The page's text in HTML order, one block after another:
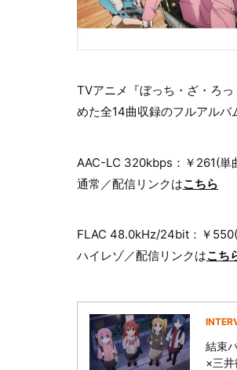
TVアニメ『ぼっち・ざ・ろ
めた全14曲収録のフルアルバ
AAC-LC 320kbps：￥261(単
通常／配信リンクはこちら
FLAC 48.0kHz/24bit：￥
ハイレゾ／配信リンクはこち
結束
×三井